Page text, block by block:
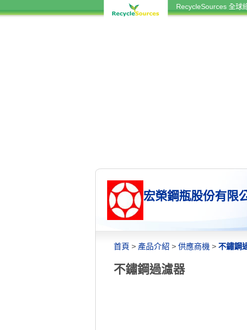
RecycleSources 全球
宏榮鋼瓶股份有限
首頁 > 產品介紹 > 供應商機 > 不鏽鋼
不鏽鋼過濾器